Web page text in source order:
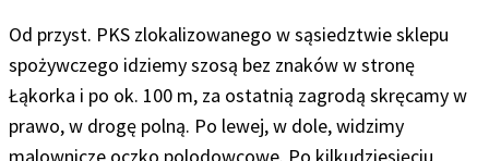
Od przyst. PKS zlokalizowanego w sąsiedztwie sklepu
spożywczego idziemy szosą bez znaków w stronę
Łąkorka i po ok. 100 m, za ostatnią zagrodą skręcamy w
prawo,w drogę polną. Po lewej, w dole, widzimy